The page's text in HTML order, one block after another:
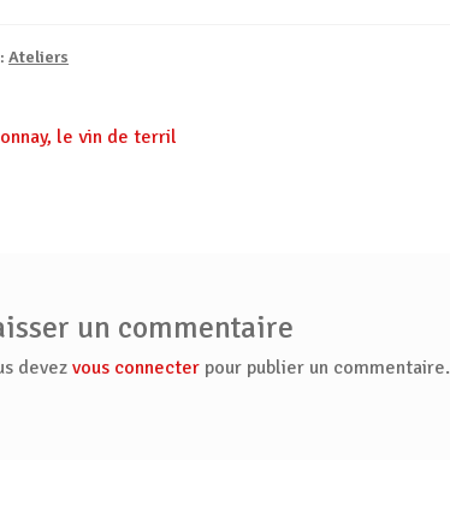
:Ateliers
le vin de terril
un commentaire
devez vous connecterpour publier un commentaire.